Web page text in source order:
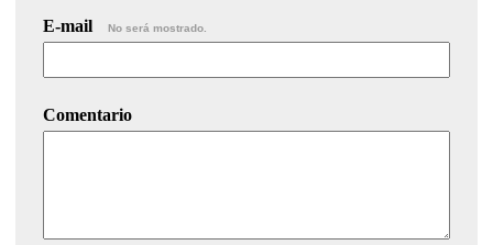
E-mail No será mostrado.
Comentario